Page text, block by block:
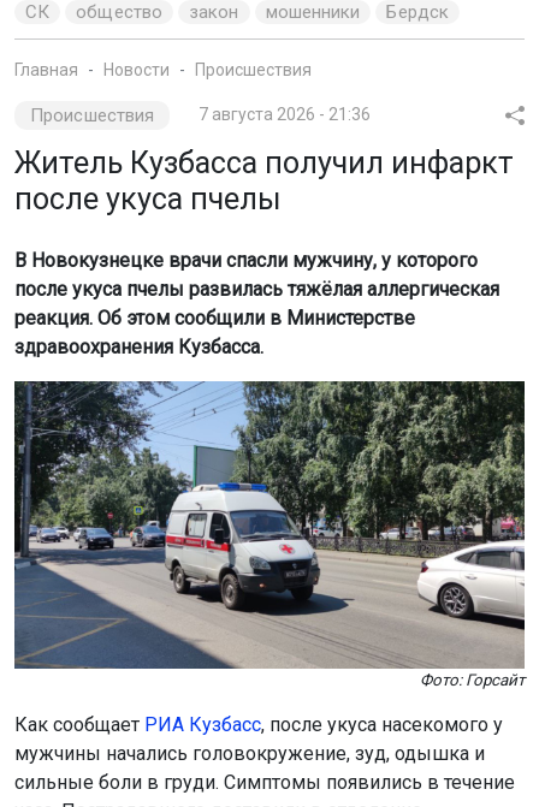
СК общество закон мошенники Бердск
Главная Новости Происшествия
Происшествия 7 августа 2026 - 21:36
Житель Кузбасса получил инфаркт
после укуса пчелы
В Новокузнецке врачи спасли мужчину, у которого
после укуса пчелы развилась тяжёлая аллергическая
реакция. Об этом сообщили в Министерстве
здравоохранения Кузбасса.
Фото: Горсайт
Как сообщает РИА Кузбасс, после укуса насекомого у
мужчины начались головокружение, зуд, одышка и
сильные боли в груди. Симптомы появились в течение